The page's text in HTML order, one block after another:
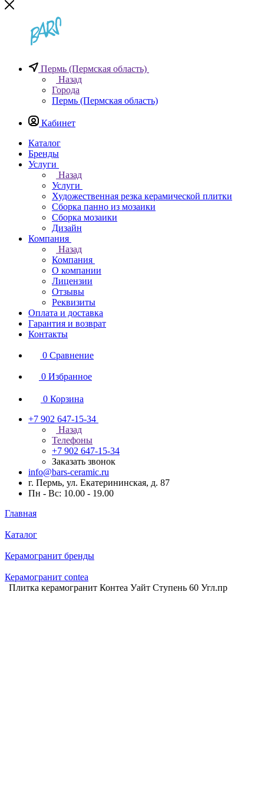
Пермь (Пермская область)
Назад
Города
Пермь (Пермская область)
Кабинет
Каталог
Бренды
Услуги
Назад
Услуги
Художественная резка керамической плитки
Сборка панно из мозаики
Сборка мозаики
Дизайн
Компания
Назад
Компания
О компании
Лицензии
Отзывы
Реквизиты
Оплата и доставка
Гарантия и возврат
Контакты
0 Сравнение
0 Избранное
0 Корзина
+7 902 647-15-34
Назад
Телефоны
+7 902 647-15-34
Заказать звонок
info@bars-ceramic.ru
г. Пермь, ул. Екатерининская, д. 87
Пн - Вс: 10.00 - 19.00
Главная
Каталог
Керамогранит бренды
Керамогранит contea
Плитка керамогранит Контеа Уайт Ступень 60 Угл.пр